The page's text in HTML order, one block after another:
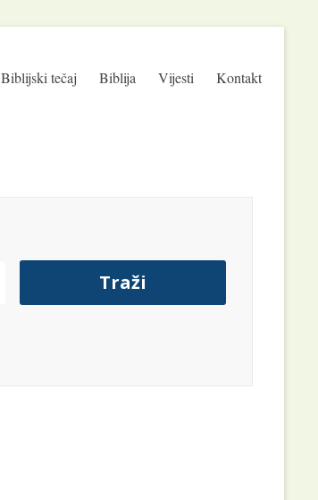
Biblijski tečaj Biblija Vijesti Kontakt